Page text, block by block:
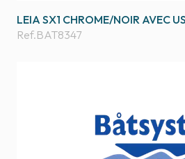
LEIA SX1 CHROME/NOIR AVEC
Ref.BAT8347